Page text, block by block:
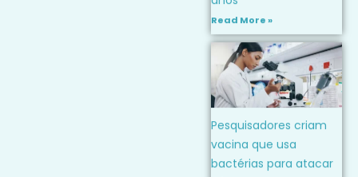
anos
Read More »
Pesquisadores criam
vacina que usa
bactérias para atacar